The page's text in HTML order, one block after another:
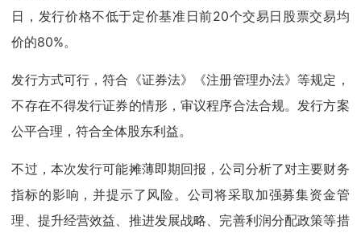
日，发行价格不低于定价基准日前20个交易日股票交易均
价的80%。
发行方式可行，符合《证券法》《注册管理办法》等规定，
不存在不得发行证券的情形，审议程序合法合规。发行方案
公平合理，符合全体股东利益。
不过，本次发行可能摊薄即期回报，公司分析了对主要财务
指标的影响，并提示了风险。公司将采取加强募集资金管
理、提升经营效益、推进发展战略、完善利润分配政策等措